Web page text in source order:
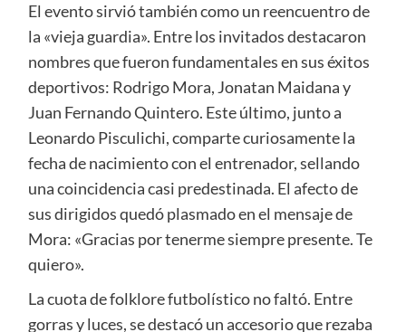
El evento sirvió también como un reencuentro de
la «vieja guardia». Entre los invitados destacaron
nombres que fueron fundamentales en sus éxitos
deportivos: Rodrigo Mora, Jonatan Maidana y
Juan Fernando Quintero. Este último, junto a
Leonardo Pisculichi, comparte curiosamente la
fecha de nacimiento con el entrenador, sellando
una coincidencia casi predestinada. El afecto de
sus dirigidos quedó plasmado en el mensaje de
Mora: «Gracias por tenerme siempre presente. Te
quiero».
La cuota de folklore futbolístico no faltó. Entre
gorras y luces, se destacó un accesorio que rezaba